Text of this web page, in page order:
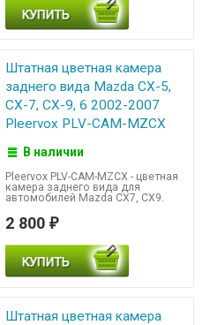
Штатная цветная камера
заднего вида Mazda CX-5,
CX-7, CX-9, 6 2002-2007
Pleervox PLV-CAM-MZCX
В наличии
Pleervox PLV-CAM-MZCX - цветная
камера заднего вида для
автомобилей Mazda CX7, CX9.
2 800 ₽
Штатная цветная камера